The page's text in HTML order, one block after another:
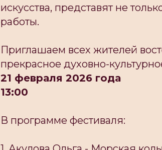
искусства, представят не
работы.
Приглашаем всех жителей
прекрасное духовно-
21 февраля 2026 года
13:00
В программе фестиваля: